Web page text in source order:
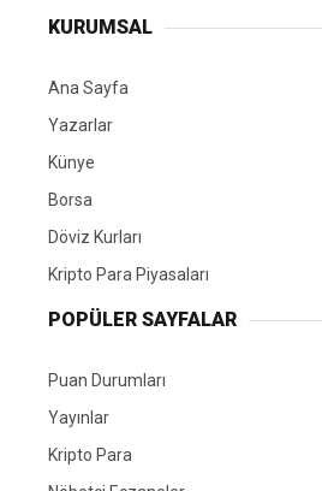
KURUMSAL
Ana Sayfa
Yazarlar
Künye
Borsa
Döviz Kurları
Kripto Para Piyasaları
POPÜLER SAYFALAR
Puan Durumları
Yayınlar
Kripto Para